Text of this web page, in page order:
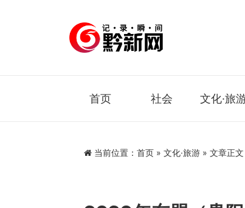
首页 社会 文化·旅
当前位置： 首页 » 文化·旅游 » 文章正文